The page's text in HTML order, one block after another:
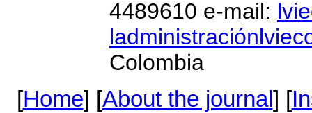
4489610 e-mail:
Colombia
[Home] [About the journal] [